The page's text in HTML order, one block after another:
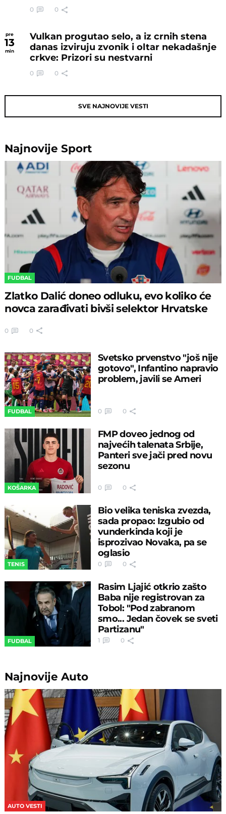
0 0
pre
13
min
Vulkan progutao selo, a iz crnih stena
danas izviruju zvonik i oltar nekadašnje
crkve: Prizori su nestvarni
0 0
SVE NAJNOVIJE VESTI
NajnovijeSport
FUDBAL
Zlatko Dalić doneo odluku, evo koliko će
novca zarađivati bivši selektor Hrvatske
0 0
FUDBAL
Svetsko prvenstvo "još nije
gotovo", Infantino napravio
problem, javili se Ameri
0 0
KOŠARKA
FMP doveo jednog od
najvećih talenata Srbije,
Panteri sve jači pred novu
sezonu
0 0
TENIS
Bio velika teniska zvezda,
sada propao: Izgubio od
vunderkinda koji je
isprozivao Novaka, pa se
oglasio
0 0
FUDBAL
Rasim Ljajić otkrio zašto
Baba nije registrovan za
Tobol: "Pod zabranom
smo... Jedan čovek se sveti
Partizanu"
1 0
NajnovijeAuto
AUTO VESTI